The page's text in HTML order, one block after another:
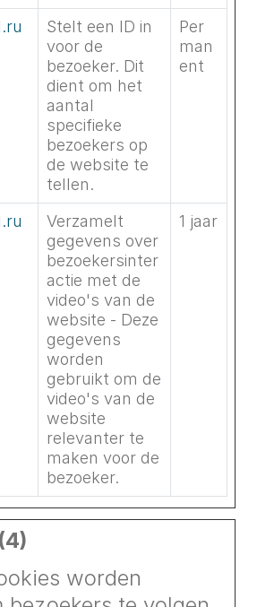
Stelt een ID in
voor de
bezoeker. Dit
dient om het
aantal
specifieke
bezoekers op
de website te
tellen.
Per
man
ent
Verzamelt
gegevens over
bezoekersinter
actie met de
video's van de
website - Deze
gegevens
worden
gebruikt om de
video's van de
website
relevanter te
maken voor de
bezoeker.
1 jaar
worden